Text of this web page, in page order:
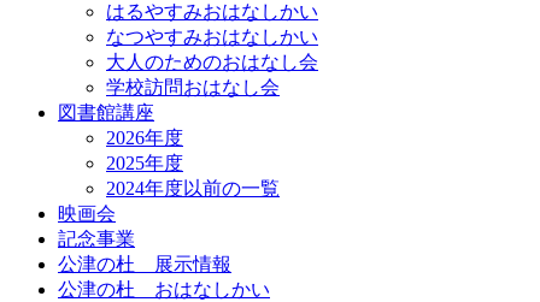
はるやすみおはなしかい
なつやすみおはなしかい
大人のためのおはなし会
学校訪問おはなし会
図書館講座
2026年度
2025年度
2024年度以前の一覧
映画会
記念事業
公津の杜 展示情報
公津の杜 おはなしかい